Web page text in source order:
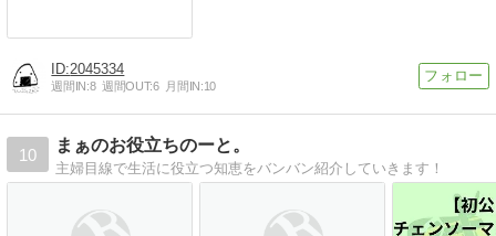
2045334
週間IN:8 週間OUT:6 月間IN:10
10
まぁのお役立ちのーと。
主婦目線で生活に役立つ知恵をバンバン紹介していきます！